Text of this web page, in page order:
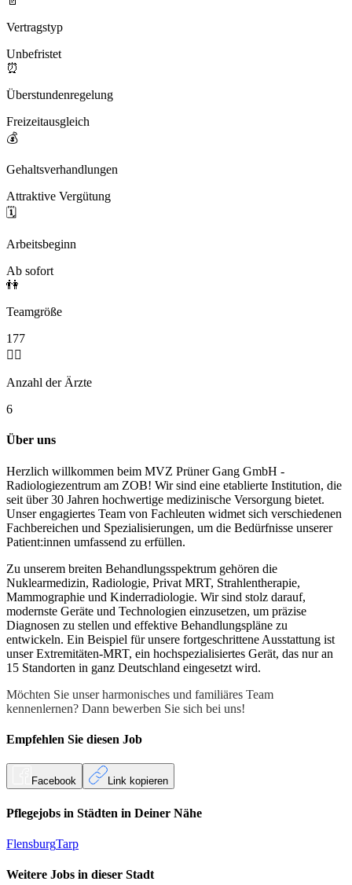
Vertragstyp
Unbefristet
⏰
Überstundenregelung
Freizeitausgleich
💰
Gehaltsverhandlungen
Attraktive Vergütung
🗓️
Arbeitsbeginn
Ab sofort
👫
Teamgröße
177
🧑‍⚕️
Anzahl der Ärzte
6
Über uns
Herzlich willkommen beim MVZ Prüner Gang GmbH -
Radiologiezentrum am ZOB! Wir sind eine etablierte Institution, die
seit über 30 Jahren hochwertige medizinische Versorgung bietet.
Unser engagiertes Team von Fachleuten widmet sich verschiedenen
Fachbereichen und Spezialisierungen, um die Bedürfnisse unserer
Patient:innen umfassend zu erfüllen.
Zu unserem breiten Behandlungsspektrum gehören die
Nuklearmedizin, Radiologie, Privat MRT, Strahlentherapie,
Mammographie und Kinderradiologie. Wir sind stolz darauf,
modernste Geräte und Technologien einzusetzen, um präzise
Diagnosen zu stellen und effektive Behandlungspläne zu
entwickeln. Ein Beispiel für unsere fortgeschrittene Ausstattung ist
unser Extremitäten-MRT, ein hochspezialisiertes Gerät, das nur an
15 Standorten in ganz Deutschland eingesetzt wird.
Möchten Sie unser harmonisches und familiäres Team
kennenlernen? Dann bewerben Sie sich bei uns!
Empfehlen Sie diesen Job
Facebook Link kopieren
Pflegejobs in Städten in Deiner Nähe
FlensburgTarp
Weitere Jobs in dieser Stadt